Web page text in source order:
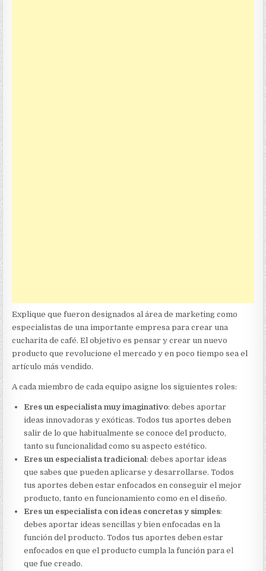
Explique que fueron designados al área de marketing como
especialistas de una importante empresa para crear una
cucharita de café. El objetivo es pensar y crear un nuevo
producto que revolucione el mercado y en poco tiempo sea el
artículo más vendido.
A cada miembro de cada equipo asigne los siguientes roles:
Eres un especialista muy imaginativo: debes aportar
ideas innovadoras y exóticas. Todos tus aportes deben
salir de lo que habitualmente se conoce del producto,
tanto su funcionalidad como su aspecto estético.
Eres un especialista tradicional: debes aportar ideas
que sabes que pueden aplicarse y desarrollarse. Todos
tus aportes deben estar enfocados en conseguir el mejor
producto, tanto en funcionamiento como en el diseño.
Eres un especialista con ideas concretas y simples:
debes aportar ideas sencillas y bien enfocadas en la
función del producto. Todos tus aportes deben estar
enfocados en que el producto cumpla la función para el
que fue creado.